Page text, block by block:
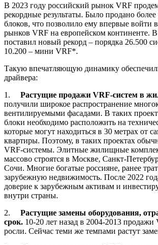
В 2023 году российский рынок VRF
рекордные результаты. Было продано
блоков, что позволило ему впервые войти
рынков VRF на европейском континенте.
поставил новый рекорд – порядка 26.500
10.200 – мини VRF*.
Такую впечатляющую динамику
драйвера:
1. Растущие продажи VRF-систем в
получили широкое распространение
вентилируемыми фасадами. В таких
блоки необходимо расположить на
которые могут находиться в 30 метрах от
квартиры. Поэтому, в таких проектах
VRF-системы. Элитные жилищные
массово строятся в Москве, Санкт-
Сочи. Многие богатые россияне, ранее
зарубежную недвижимость. После 2022
доверие к зарубежным активам и
внутри страны.
2. Растущие замены оборудования,
срок. 10-20 лет назад в 2004-2013 продажи
росли. Сейчас теми же темпами растут